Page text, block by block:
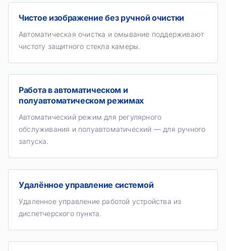
Чистое изображение без ручной очистки
Автоматическая очистка и омывание поддерживают
чистоту защитного стекла камеры.
Работа в автоматическом и
полуавтоматическом режимах
Автоматический режим для регулярного
обслуживания и полуавтоматический — для ручного
запуска.
Удалённое управление системой
Удаленное управление работой устройства из
диспетчерского пункта.